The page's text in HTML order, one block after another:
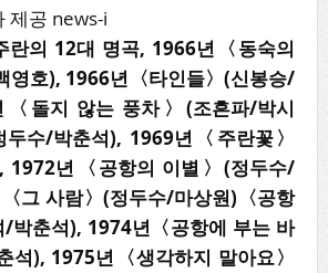
제공 news-i
란의 12대 명곡, 1966년〈동숙의
영호), 1966년〈타인들〉(신봉승/
〈돌지 않는 풍차〉(조흔파/박시
수/박춘석), 1969년〈주란꽃〉
1972년〈공항의 이별〉(정두수/
그 사람〉(정두수/마상원)〈공항
박춘석), 1974년〈공항에 부는 바
석), 1975년〈생각하지 말아요〉